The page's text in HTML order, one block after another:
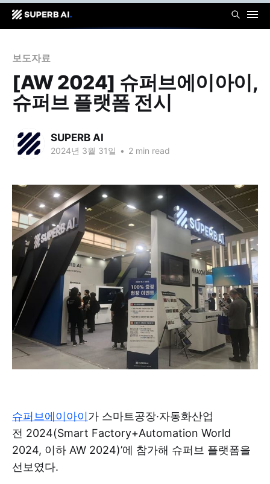
보도자료
[AW 2024] 슈퍼브에이아이,
슈퍼브 플랫폼 전시
SUPERB AI
2024년 3월 31일 • 2 min read
슈퍼브에이아이가 스마트공장·자동화산업
전 2024(Smart Factory+Automation World
2024, 이하 AW 2024)’에 참가해 슈퍼브 플랫폼을
선보였다.